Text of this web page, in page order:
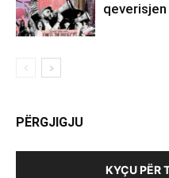
qeverisjen
PËRGJIGJU
KYÇU PËR